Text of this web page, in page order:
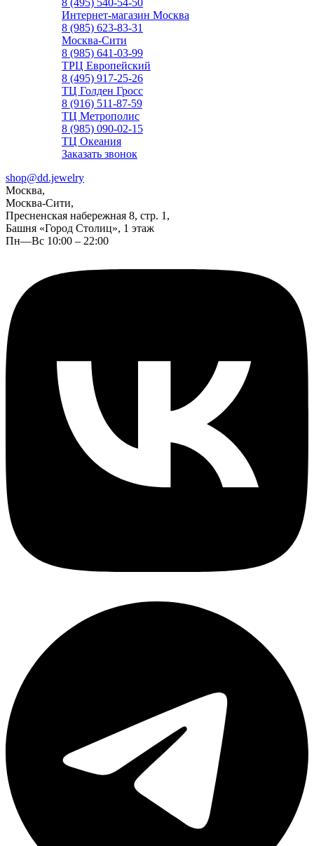
8 (495) 540-54-50
Интернет-магазин Москва
8 (985) 623-83-31
Москва-Сити
8 (985) 641-03-99
ТРЦ Европейский
8 (495) 917-25-26
ТЦ Голден Гросс
8 (916) 511-87-59
ТЦ Метрополис
8 (985) 090-02-15
ТЦ Океания
Заказать звонок
shop@dd.jewelry
Москва,
Москва-Сити,
Пресненская набережная 8, стр. 1,
Башня «Город Столиц», 1 этаж
Пн—Вс 10:00 – 22:00